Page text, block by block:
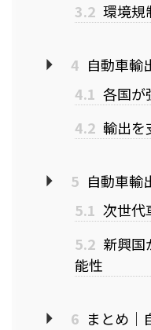
3.2 環境規
4 自動車輸
4.1 各国が
4.2 輸出を
5 自動車輸
5.1 次世代
5.2 新興国
能性
6 まとめ｜